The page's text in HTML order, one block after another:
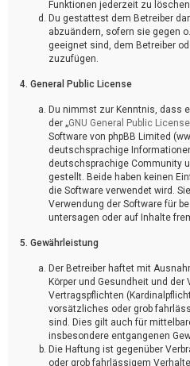
Funktionen jederzeit zu löschen
Du gestattest dem Betreiber
abzuändern, sofern sie gegen
geeignet sind, dem Betreiber
zuzufügen.
4. General Public License
Du nimmst zur Kenntnis, dass
der „GNU General Public
Software von phpBB Limited
deutschsprachige
deutschsprachige Community
gestellt. Beide haben keinen
die Software verwendet wird.
Verwendung der Software für
untersagen oder auf Inhalte
5. Gewährleistung
Der Betreiber haftet mit
Körper und Gesundheit und
Vertragspflichten
vorsätzliches oder grob
sind. Dies gilt auch für
insbesondere entgangenen
Die Haftung ist gegenüber
oder grob fahrlässigem